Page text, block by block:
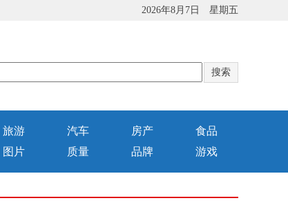
2026年8月7日 星期五
旅游 汽车 房产
食品
图片 质量 品牌 游戏